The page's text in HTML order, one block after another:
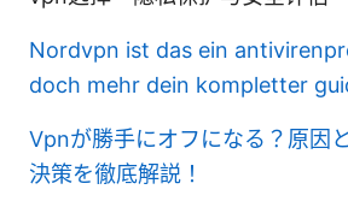
Nordvpn ist das ein
doch mehr dein kompletter
Vpnが勝手にオフになる？原因
決策を徹底解説！